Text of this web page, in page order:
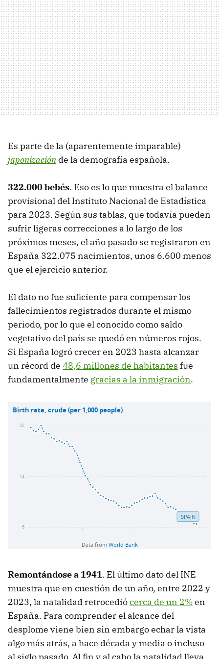
Es parte de la (aparentemente imparable)
japonización de la demografía española.
322.000 bebés. Eso es lo que muestra el balance
provisional del Instituto Nacional de Estadística
para 2023. Según sus tablas, que todavía pueden
sufrir ligeras correcciones a lo largo de los
próximos meses, el año pasado se registraron en
España 322.075 nacimientos, unos 6.600 menos
que el ejercicio anterior.
El dato no fue suficiente para compensar los
fallecimientos registrados durante el mismo
período, por lo que el conocido como saldo
vegetativo del país se quedó en números rojos.
Si España logró crecer en 2023 hasta alcanzar
un récord de 48,6 millones de habitantes fue
fundamentalmente gracias a la inmigración.
Remontándose a 1941. El último dato del INE
muestra que en cuestión de un año, entre 2022 y
2023, la natalidad retrocediócerca de un 2%en
España. Para comprender el alcance del
desplome viene bien sin embargo echar la vista
algo más atrás, a hace década y media o incluso